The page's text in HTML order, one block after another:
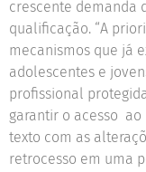
crescente demanda
qualificação. “A
mecanismos que já
adolescentes e
profissional
garantir o acesso
texto com as
retrocesso em uma